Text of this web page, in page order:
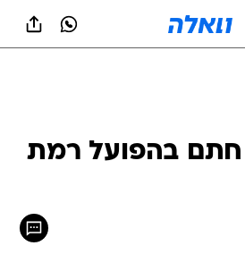
חתם בהפועל רמת